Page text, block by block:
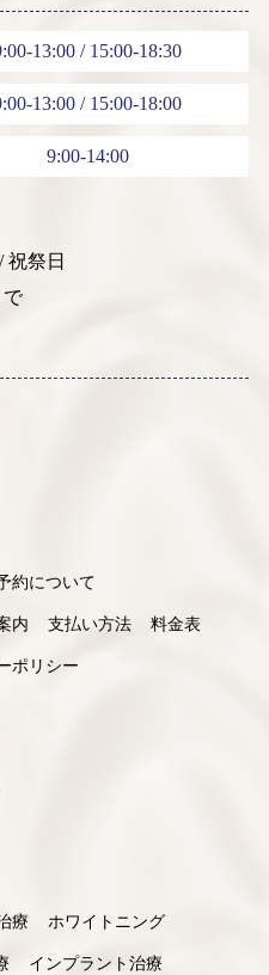
13:00 / 15:00-18:30
13:00 / 15:00-18:00
9:00-14:00
祝祭日
で
約について
内 支払い方法 料金表
ポリシー
療 ホワイトニング
インプラント治療